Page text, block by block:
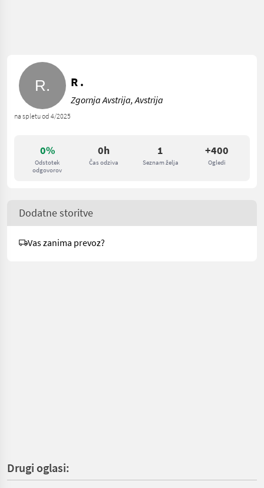
0%
Odstotek
odgovorov
0h
Čas odziva
1
Seznam želja
+400
Ogledi
na spletu od 4/2025
R .
Zgornja Avstrija, Avstrija
Dodatne storitve
Vas zanima prevoz?
Drugi oglasi: